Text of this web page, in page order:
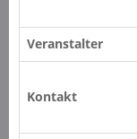
Veranstalter
Kontakt